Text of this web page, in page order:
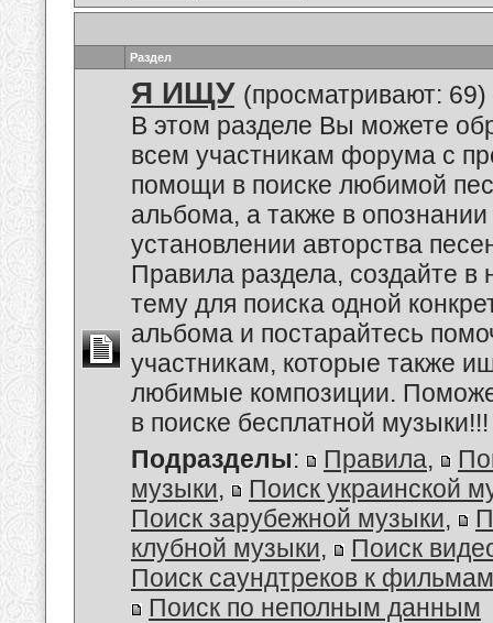
Раздел
Я ИЩУ (просматривают: 69)
В этом разделе Вы можете
всем участникам форума с
помощи в поиске любимой
альбома, а также в опознании
установлении авторства
Правила раздела, создайте в
тему для поиска одной
альбома и постарайтесь
участникам, которые также
любимые композиции.
в поиске бесплатной музыки!!!
Подразделы: Правила,
музыки,
Поиск украинской
Поиск зарубежной музыки,
клубной музыки,
Поиск
Поиск саундтреков к
Поиск по неполным данным